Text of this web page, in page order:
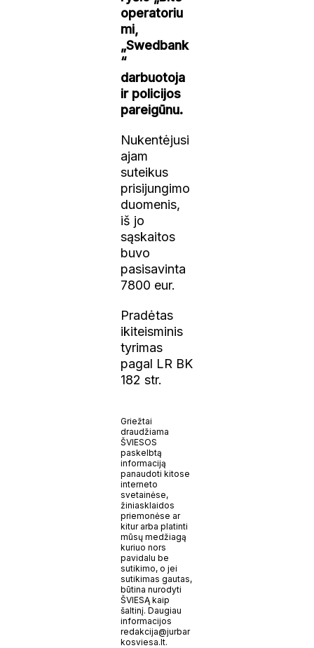
operatoriu
mi,
„Swedbank
“
darbuotoja
ir policijos
pareigūnu.
Nukentėjusi
ajam
suteikus
prisijungimo
duomenis,
iš jo
sąskaitos
buvo
pasisavinta
7800 eur.
Pradėtas
ikiteisminis
tyrimas
pagal LR BK
182 str.
Griežtai
draudžiama
ŠVIESOS
paskelbtą
informaciją
panaudoti kitose
interneto
svetainėse,
žiniasklaidos
priemonėse ar
kitur arba platinti
mūsų medžiagą
kuriuo nors
pavidalu be
sutikimo, o jei
sutikimas gautas,
būtina nurodyti
ŠVIESĄ kaip
šaltinį. Daugiau
informacijos
redakcija@jurbar
kosviesa.lt.